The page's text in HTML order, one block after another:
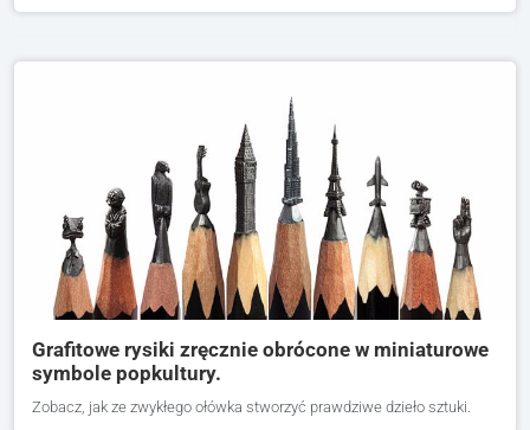
Grafitowe rysiki zręcznie obrócone w miniaturowe
symbole popkultury.
Zobacz, jak ze zwykłego ołówka stworzyć prawdziwe dzieło sztuki.